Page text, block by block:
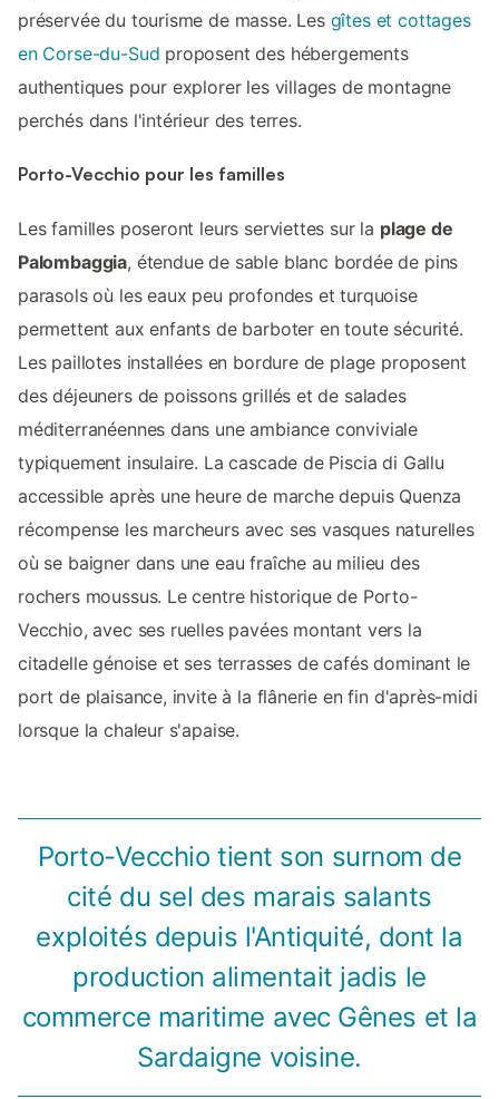
préservée du tourisme de masse. Les gîtes et cottages
en Corse-du-Sud proposent des hébergements
authentiques pour explorer les villages de montagne
perchés dans l'intérieur des terres.
Porto-Vecchio pour les familles
Les familles poseront leurs serviettes sur la plage de
Palombaggia, étendue de sable blanc bordée de pins
parasols où les eaux peu profondes et turquoise
permettent aux enfants de barboter en toute sécurité.
Les paillotes installées en bordure de plage proposent
des déjeuners de poissons grillés et de salades
méditerranéennes dans une ambiance conviviale
typiquement insulaire. La cascade de Piscia di Gallu
accessible après une heure de marche depuis Quenza
récompense les marcheurs avec ses vasques naturelles
où se baigner dans une eau fraîche au milieu des
rochers moussus. Le centre historique de Porto-
Vecchio, avec ses ruelles pavées montant vers la
citadelle génoise et ses terrasses de cafés dominant le
port de plaisance, invite à la flânerie en fin d'après-midi
lorsque la chaleur s'apaise.
Porto-Vecchio tient son surnom de
cité du sel des marais salants
exploités depuis l'Antiquité, dont la
production alimentait jadis le
commerce maritime avec Gênes et la
Sardaigne voisine.